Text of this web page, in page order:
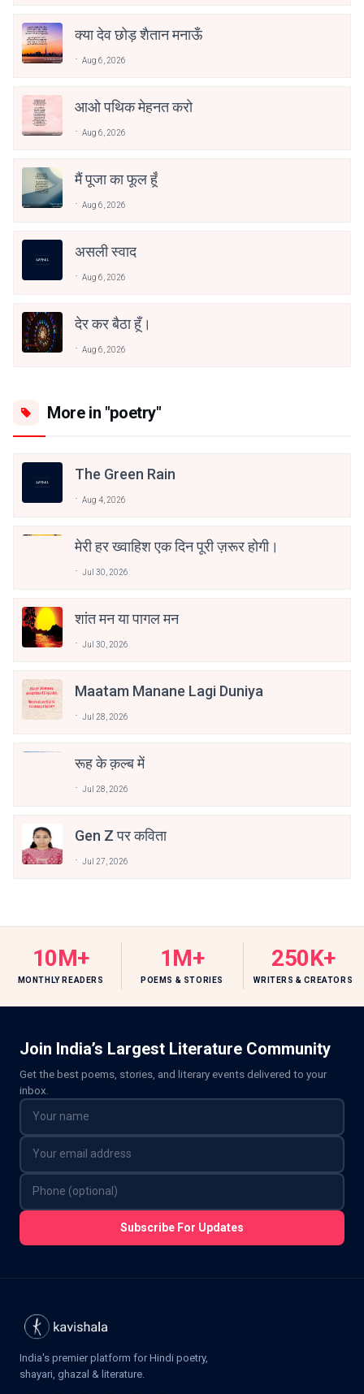
क्या देव छोड़ शैतान मनाऊँ
Aug 6, 2026
आओ पथिक मेहनत करो
Aug 6, 2026
मैं पूजा का फूल हूँ
Aug 6, 2026
असली स्वाद
Aug 6, 2026
देर कर बैठा हूँ।
Aug 6, 2026
More in "poetry"
The Green Rain
Aug 4, 2026
मेरी हर ख्वाहिश एक दिन पूरी ज़रूर होगी।
Jul 30, 2026
शांत मन या पागल मन
Jul 30, 2026
Maatam Manane Lagi Duniya
Jul 28, 2026
रूह के क़ल्ब में
Jul 28, 2026
Gen Z पर कविता
Jul 27, 2026
10M+
MONTHLY READERS
1M+
POEMS & STORIES
250K+
WRITERS & CREATORS
Join India’s Largest Literature Community
Get the best poems, stories, and literary events delivered to your
inbox.
Subscribe For Updates
India's premier platform for Hindi poetry,
shayari, ghazal & literature.